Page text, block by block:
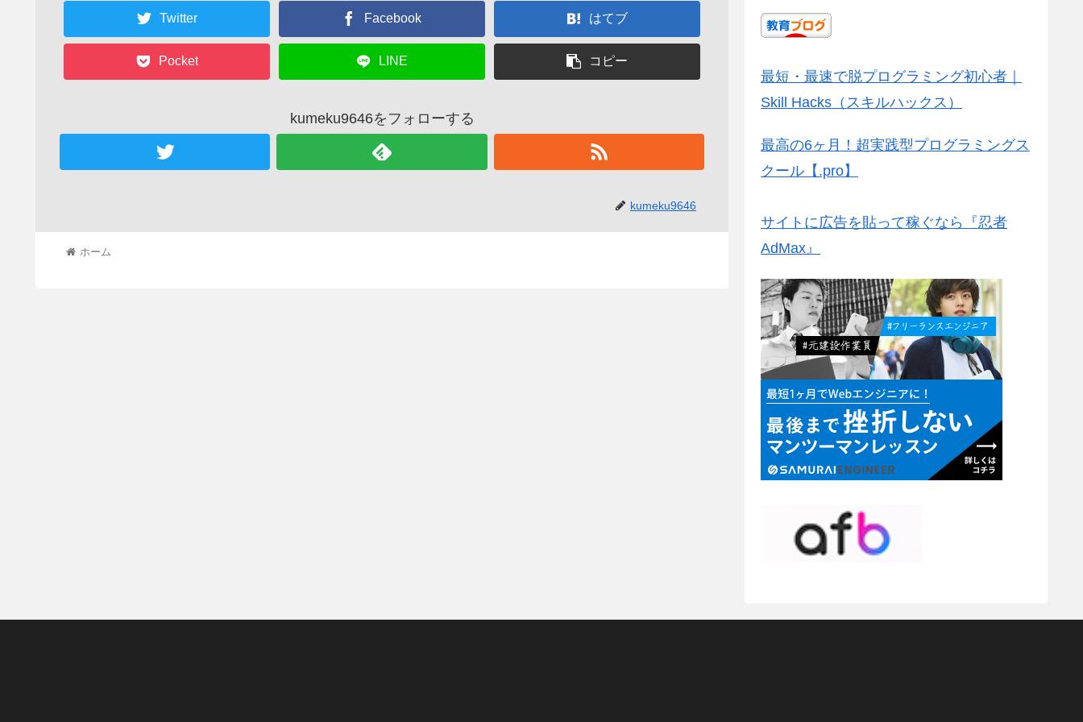
Twitter Facebook はてブ
Pocket LINE コピー
kumeku9646をフォローする
kumeku9646
ホーム
最短・最速で脱プログラミング初心者｜
Skill Hacks（スキルハックス）
最高の6ヶ月！超実践型プログラミングス
クール【.pro】
サイトに広告を貼って稼ぐなら『忍者
AdMax』